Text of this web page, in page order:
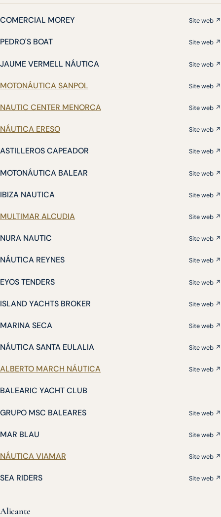
COMERCIAL MOREY Site web ↗
PEDRO'S BOAT Site web ↗
JAUME VERMELL NÁUTICA Site web ↗
MOTONÁUTICA SANPOL Site web ↗
NAUTIC CENTER MENORCA Site web ↗
NÁUTICA ERESO Site web ↗
ASTILLEROS CAPEADOR Site web ↗
MOTONÁUTICA BALEAR Site web ↗
IBIZA NAUTICA Site web ↗
MULTIMAR ALCUDIA Site web ↗
NURA NAUTIC Site web ↗
NÁUTICA REYNES Site web ↗
EYOS TENDERS Site web ↗
ISLAND YACHTS BROKER Site web ↗
MARINA SECA Site web ↗
NÁUTICA SANTA EULALIA Site web ↗
ALBERTO MARCH NÁUTICA Site web ↗
BALEARIC YACHT CLUB
GRUPO MSC BALEARES Site web ↗
MAR BLAU Site web ↗
NÁUTICA VIAMAR Site web ↗
SEA RIDERS Site web ↗
Alicante